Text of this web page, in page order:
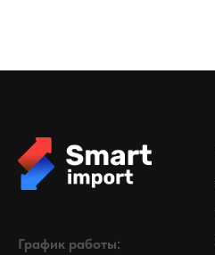
График работы: